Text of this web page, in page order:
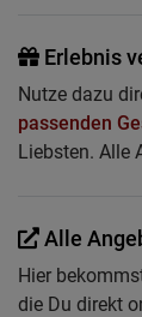
Erlebnis
Nutze dazu
passenden
Liebsten. Alle
Alle
Hier
die Du direkt